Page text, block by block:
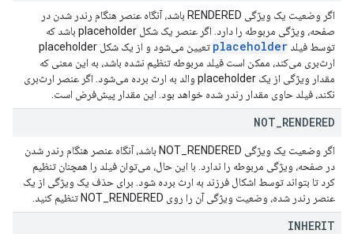
اگر وضعیت یک ویژگی RENDERED باشد، آنگاه عنصر هنگام رندر شدن در
صفحه، ویژگی مربوطه را دارد. اگر عنصر یک شکل placeholder باشد که
توسط فیلد placeholder
تعیین می‌شود و از یک شکل placeholder
ارث‌بری می‌کند، ممکن است فیلد مربوطه تنظیم نشده باشد، به این معنی که
مقدار ویژگی از یک placeholder والد به ارث برده می‌شود. اگر عنصر ارث‌بری
نکند، فیلد حاوی مقدار رندر شده خواهد بود. این مقدار پیش‌فرض است.
NOT RENDERED
اگر وضعیت یک ویژگی NOT_RENDERED باشد، آنگاه عنصر هنگام رندر شدن
در صفحه، ویژگی مربوطه را ندارد. با این حال، می‌توان فیلد را همچنان تنظیم
کرد تا بتواند توسط اشکال فرزند به ارث برده شود. برای حذف یک ویژگی از یک
عنصر رندر شده، وضعیت ویژگی آن را روی NOT_RENDERED تنظیم کنید.
INHERIT